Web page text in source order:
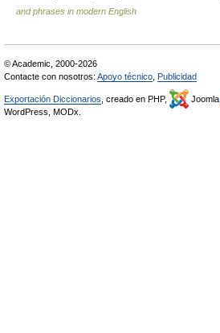
and phrases in modern English
© Academic, 2000-2026
Contacte con nosotros: Apoyo técnico Publicidad
Exportación Diccionarios , creado en PHP, Joomla,
WordPress, MODx.